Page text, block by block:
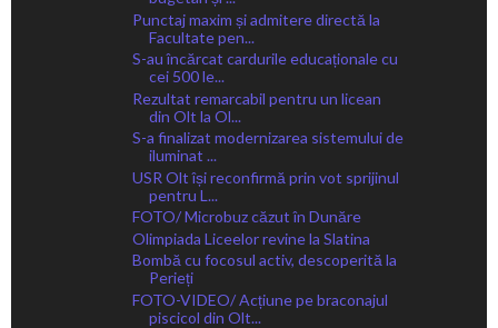
Punctaj maxim și admitere directă la
Facultate pen...
S-au încărcat cardurile educaționale cu
cei 500 le...
Rezultat remarcabil pentru un licean
din Olt la Ol...
S-a finalizat modernizarea sistemului de
iluminat ...
USR Olt își reconfirmă prin vot sprijinul
pentru L...
FOTO/ Microbuz căzut în Dunăre
Olimpiada Liceelor revine la Slatina
Bombă cu focosul activ, descoperită la
Perieți
FOTO-VIDEO/ Acțiune pe braconajul
piscicol din Olt...